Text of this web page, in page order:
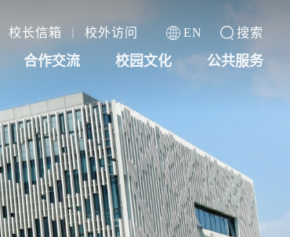
校长信箱 校外访问 EN 搜索
合作交流 校园文化 公共服务